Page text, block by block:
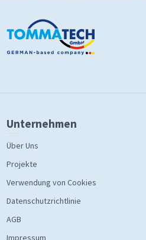
Unternehmen
Über Uns
Projekte
Verwendung von Cookies
Datenschutzrichtlinie
AGB
Impressum